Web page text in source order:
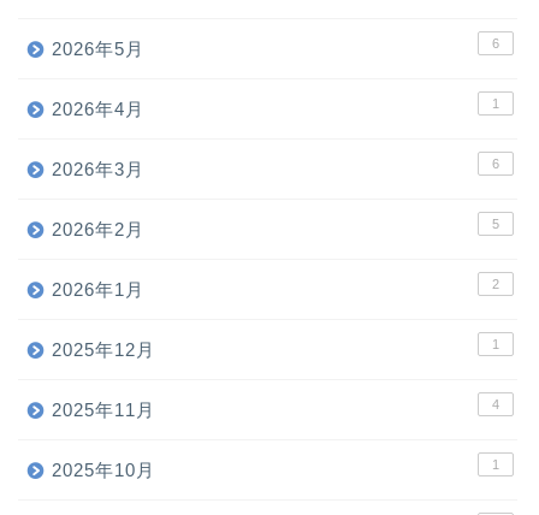
2026年5月 6
2026年4月 1
2026年3月 6
2026年2月 5
2026年1月 2
2025年12月 1
2025年11月 4
2025年10月 1